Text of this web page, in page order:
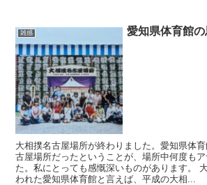
雑感 愛知県体育館の
大相撲名古屋場所が終わりました。愛知県体
古屋場所だったということが、場所中何度も
た。私にとっても感慨深いものがあります。
われた愛知県体育館と言えば、平成の大相...